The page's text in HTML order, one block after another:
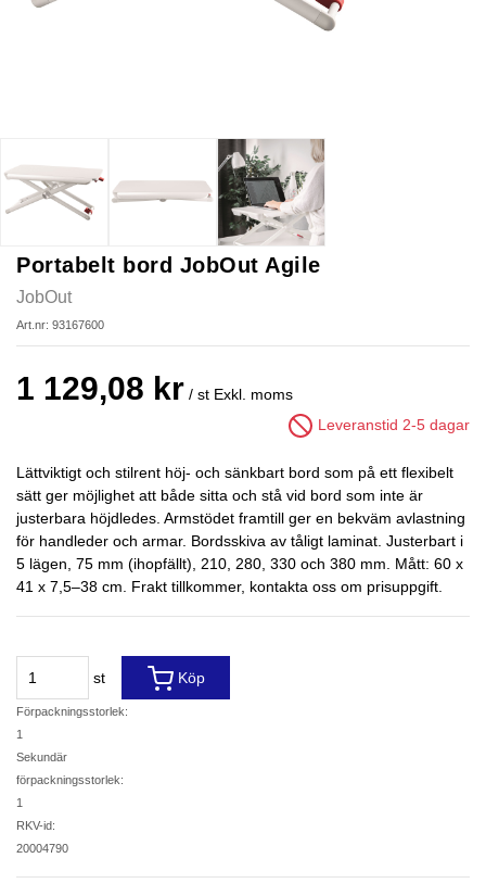
Portabelt bord JobOut Agile
JobOut
Art.nr: 93167600
1 129,08 kr / st Exkl. moms
Leveranstid 2-5 dagar
Lättviktigt och stilrent höj- och sänkbart bord som på ett flexibelt
sätt ger möjlighet att både sitta och stå vid bord som inte är
justerbara höjdledes. Armstödet framtill ger en bekväm avlastning
för handleder och armar. Bordsskiva av tåligt laminat. Justerbart i
5 lägen, 75 mm (ihopfällt), 210, 280, 330 och 380 mm. Mått: 60 x
41 x 7,5–38 cm. Frakt tillkommer, kontakta oss om prisuppgift.
st
Förpackningsstorlek:
1
Sekundär
förpackningsstorlek:
1
RKV-id:
20004790
Köp